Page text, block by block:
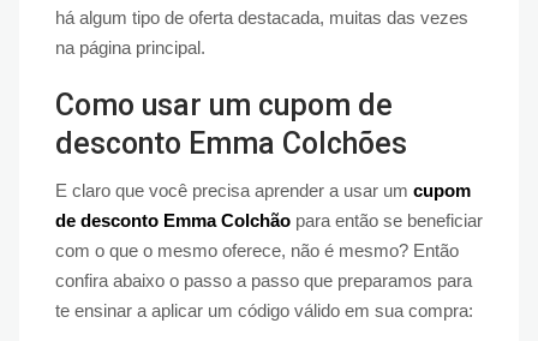
há algum tipo de oferta destacada, muitas das vezes
na página principal.
Como usar um cupom de
desconto Emma Colchões
E claro que você precisa aprender a usar um cupom
de desconto Emma Colchão para então se beneficiar
com o que o mesmo oferece, não é mesmo? Então
confira abaixo o passo a passo que preparamos para
te ensinar a aplicar um código válido em sua compra: